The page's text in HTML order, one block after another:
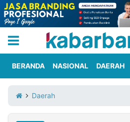
Iklan
Berita
Kami
BERANDA NASIONAL DAERAH
Daerah